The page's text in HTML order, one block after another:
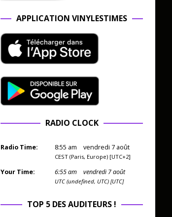
APPLICATION VINYLESTIMES
RADIO CLOCK
Radio Time: 8:55 am vendredi 7 août
CEST (Paris, Europe) [UTC+2]
Your Time: 6:55am vendredi 7 août
UTC (undefined, UTC) [UTC]
TOP 5 DES AUDITEURS !